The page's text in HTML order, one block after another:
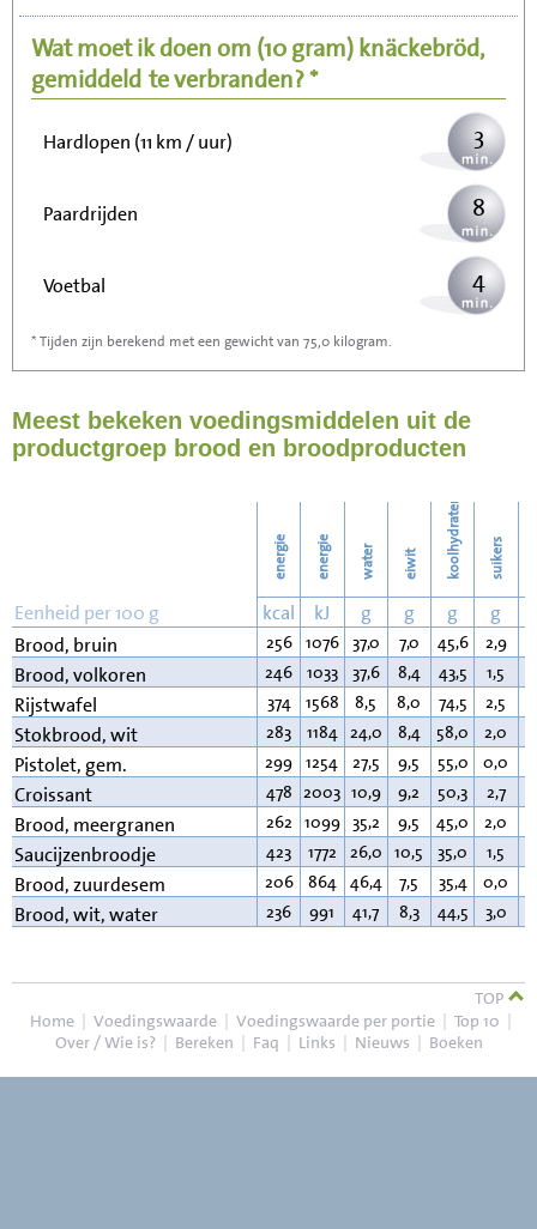
Wat moet ik doen om (10 gram)knäckebröd,
gemiddeld te verbranden? *
Wandelen (5 km/uur) 7
Hardlopen (11 km / uur) 3
Paardrijden 8
Voetbal 4
Stofzuigen
Strijken 13
16
* Tijden zijn berekend met een gewicht van 75,0 kilogram.
Meest bekeken voedingsmiddelen uit de
productgroep brood en broodproducten
energie energie water eiwit koolhydraten suikers
Eenheid per 100 g kcal kJ g g g g
Brood, bruin
256 1076 37,0 7,0 45,6 2,9
Brood, volkoren 246 1033 37,6 8,4 43,5 1,5
Rijstwafel 374 1568 8,5 8,0 74,5 2,5
Stokbrood, wit 283 1184 24,0 8,4 58,0 2,0
Pistolet, gem. 299 1254 27,5 9,5 55,0 0,0
Croissant 478 2003 10,9 9,2 50,3 2,7
Brood, meergranen 262 1099 35,2 9,5 45,0 2,0
Saucijzenbroodje 423 1772 26,0 10,5 35,0 1,5
Brood, zuurdesem 206 864 46,4 7,5 35,4 0,0
Brood, wit, water 236 991 41,7 8,3 44,5 3,0
TOP
Home | Voedingswaarde | Voedingswaarde per portie | Top 10 |
Over / Wie is? | Bereken | Faq | Links | Nieuws | Boeken